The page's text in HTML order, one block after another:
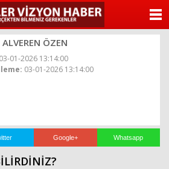
ÖZEN
03-01-2026 13:14:00
03-01-2026 13:14:00
Google+ Whatsapp
ANASAYFA
YAZARLAR